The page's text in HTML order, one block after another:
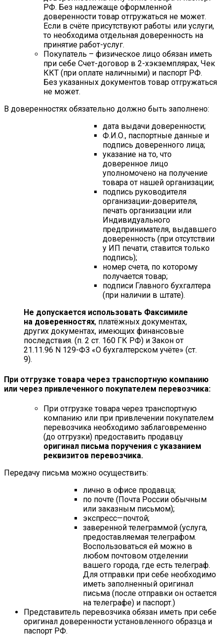
РФ. Без надлежаще оформленной
доверенности товар отгружаться не может.
Если в счёте присутствуют работы или услуги,
то необходима отдельная доверенность на
принятие работ-услуг.
Покупатель – физическое лицо обязан иметь
при себе Счет-договор в 2-хэкземплярах, Чек
ККТ (при оплате наличными) и паспорт РФ.
Без указанных документов товар отгружаться
не может.
В доверенностях обязательно должно быть заполнено:
дата выдачи доверенности;
Ф.И.О., паспортные данные и
подпись доверенного лица;
указание на то, что
доверенное лицо
уполномочено на получение
товара от нашей организации;
подпись руководителя
организации-доверителя,
печать организации или
Индивидуального
предпринимателя, выдавшего
доверенность (при отсутствии
у ИП печати, ставится только
подпись);
номер счета, по которому
получается товар;
подписи Главного бухгалтера
(при наличии в штате).
Не допускается использовать Факсимиле
на доверенностях, платёжных документах,
других документах, имеющих финансовые
последствия. (п. 2 ст. 160 ГК РФ) и Закон от
21.11.96 N 129-ФЗ «О бухгалтерском учёте» (ст.
9).
При отгрузке товара через транспортную компанию
или через привлеченного покупателем перевозчика:
При отгрузке товара через транспортную
компанию или при привлечении покупателем
перевозчика необходимо заблаговременно
(до отгрузки) предоставить продавцу
оригинал письма поручения с указанием
реквизитов перевозчика.
Передачу письма можно осуществить:
лично в офисе продавца;
по почте (Почта России обычным
или заказным письмом);
экспресс—почтой;
заверенной телеграммой (услуга,
предоставляемая телеграфом.
Воспользоваться ей можно в
любом почтовом отделении
вашего города, где есть телеграф.
Для отправки при себе необходимо
иметь заполненный оригинал
письма (после отправки он остается
на телеграфе) и паспорт.)
Представитель перевозчика обязан иметь при себе
оригинал доверенности установленного образца и
паспорт РФ.